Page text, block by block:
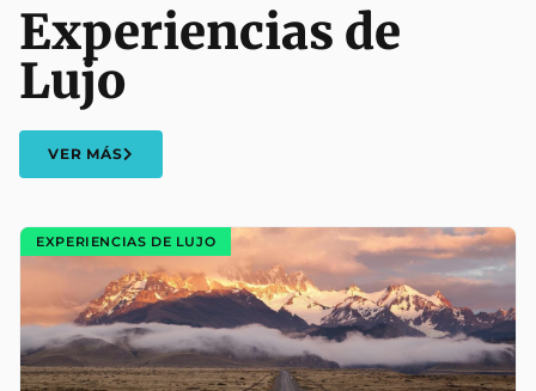
Experiencias de
Lujo
VER MÁS
EXPERIENCIAS DE LUJO